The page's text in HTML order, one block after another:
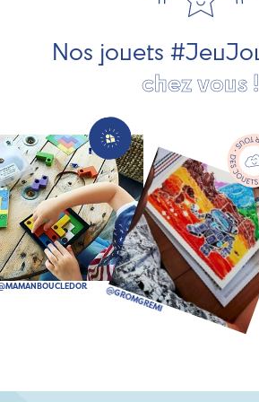
société, des jouets d'imitation, des
Nos jouets
chez vous !